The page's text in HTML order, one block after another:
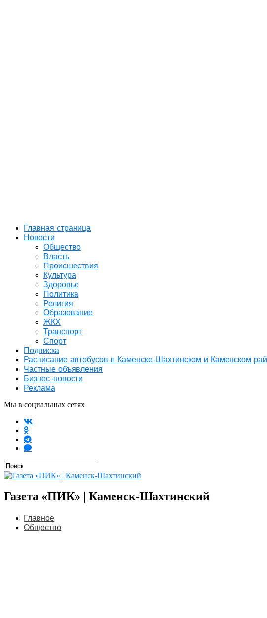
Главная страница
Новости
Общество
Власть
Происшествия
Культура
Здоровье
Политика
Религия
Образование
ЖКХ
Транспорт
Спорт
Подписка
Расписание автобусов в Каменске-Шахтинском и Каменском
Частные объявления
Бизнес-новости
Реклама
Мы в социальных сетях
Газета «ПИК» | Каменск-Шахтинский
Главное
Общество